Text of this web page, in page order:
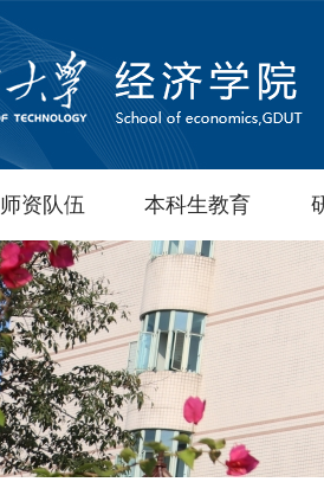
师资队伍 本科生教育